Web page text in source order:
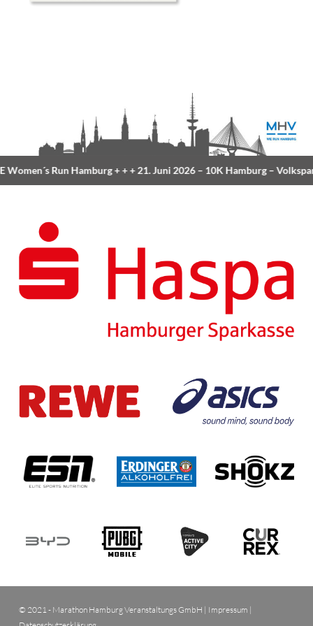
Women´s Run Hamburg+ + +21. Juni 2026 –10K Hamburg–
© 2021 - Marathon Hamburg Veranstaltungs GmbH | Impressum |